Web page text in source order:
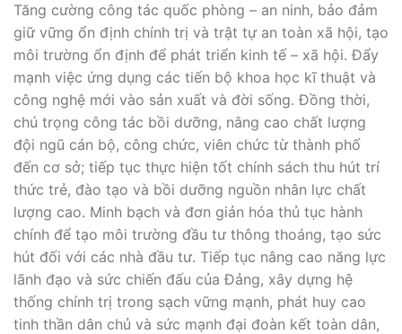
Tăng cường công tác quốc phòng – an ninh, bảo đảm
giữ vững ổn định chính trị và trật tự an toàn xã hội, tạo
môi trường ổn định để phát triển kinh tế – xã hội. Đẩy
mạnh việc ứng dụng các tiến bộ khoa học kĩ thuật và
công nghệ mới vào sản xuất và đời sống. Đồng thời,
chú trọng công tác bồi dưỡng, nâng cao chất lượng
đội ngũ cán bộ, công chức, viên chức từ thành phố
đến cơ sở; tiếp tục thực hiện tốt chính sách thu hút trí
thức trẻ, đào tạo và bồi dưỡng nguồn nhân lực chất
lượng cao. Minh bạch và đơn giản hóa thủ tục hành
chính để tạo môi trường đầu tư thông thoáng, tạo sức
hút đối với các nhà đầu tư. Tiếp tục nâng cao năng lực
lãnh đạo và sức chiến đấu của Đảng, xây dựng hệ
thống chính trị trong sạch vững mạnh, phát huy cao
tinh thần dân chủ và sức mạnh đại đoàn kết toàn dân,